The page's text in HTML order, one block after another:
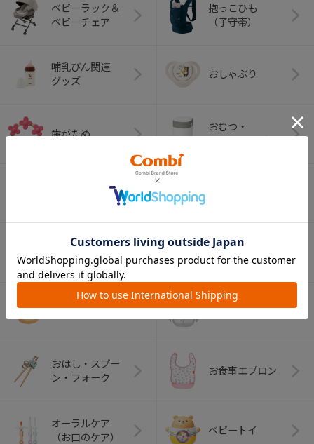
ベビーラック＆
ベビーチェア
抱っこひも
（子守帯）
哺乳びん関連
グッズ
おしゃぶり
歯がため
おむつ・
デイリーケア
グッズ
離乳食グッズ
ベビー食器 マグ
おはし・スプー
ン・フォーク
お食事エプロン
オーラルケア
（お口のケア）
ベビートイ